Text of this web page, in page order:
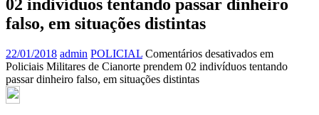
02 indivíduos tentando passar dinheiro
falso, em situações distintas
22/01/2018 admin POLICIAL Comentários desativados em
Policiais Militares de Cianorte prendem 02 indivíduos tentando
passar dinheiro falso, em situações distintas